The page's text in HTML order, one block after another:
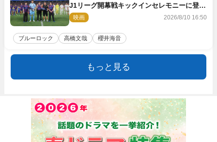
J1リーグ開幕戦キックインセレモニーに登場
＆喜びの声到着
映画 2026/8/10 16:50
ブルーロック 高橋文哉 櫻井海音
もっと見る